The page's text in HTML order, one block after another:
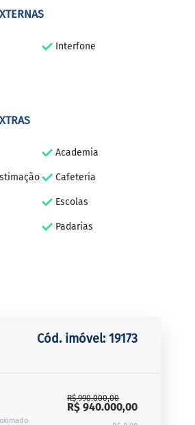
Interfone
Academia
Cafeteria
Escolas
Padarias
Cód. imóvel: 19173
R$ 990.000,00
R$ 940.000,00